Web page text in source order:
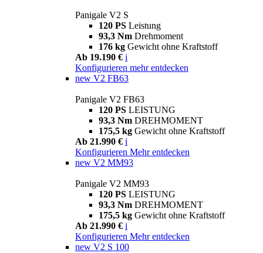
Panigale V2 S
120 PS Leistung
93,3 Nm Drehmoment
176 kg Gewicht ohne Kraftstoff
Ab 19.190 € i
Konfigurieren mehr entdecken
new V2 FB63
Panigale V2 FB63
120 PS LEISTUNG
93,3 Nm DREHMOMENT
175,5 kg Gewicht ohne Kraftstoff
Ab 21.990 € i
Konfigurieren Mehr entdecken
new V2 MM93
Panigale V2 MM93
120 PS LEISTUNG
93,3 Nm DREHMOMENT
175,5 kg Gewicht ohne Kraftstoff
Ab 21.990 € i
Konfigurieren Mehr entdecken
new V2 S 100